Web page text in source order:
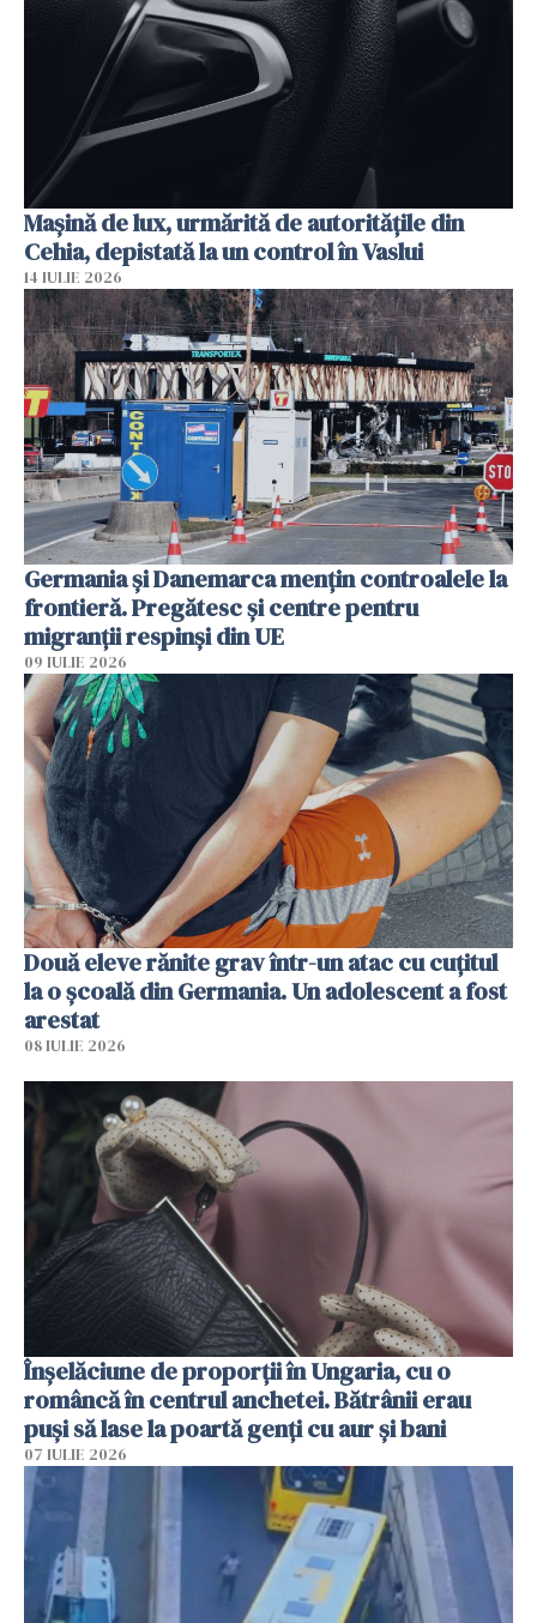
Mașină de lux, urmărită de autoritățile din
Cehia, depistată la un control în Vaslui
14 IULIE 2026
Germania și Danemarca mențin controalele la
frontieră. Pregătesc și centre pentru
migranții respinși din UE
09 IULIE 2026
Două eleve rănite grav într-un atac cu cuțitul
la o școală din Germania. Un adolescent a fost
arestat
08 IULIE 2026
Înșelăciune de proporții în Ungaria, cu o
româncă în centrul anchetei. Bătrânii erau
puși să lase la poartă genți cu aur și bani
07 IULIE 2026